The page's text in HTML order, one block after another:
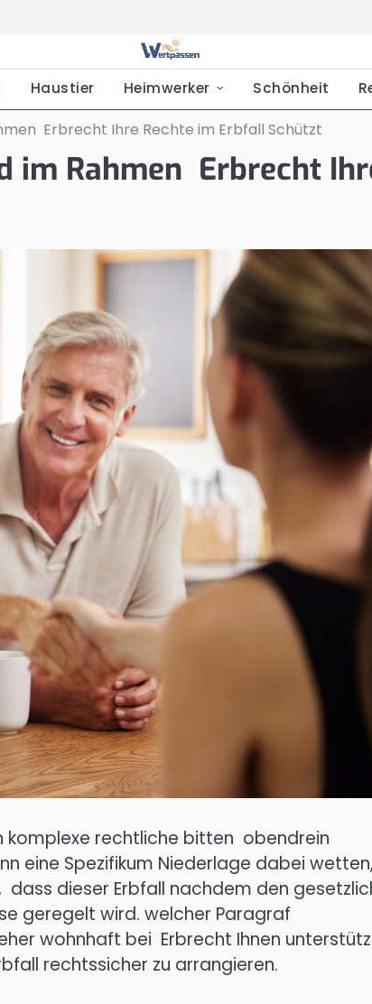
Haustier Heimwerker Schönheit
Erbrecht Ihre Rechte im Erbfall Schützt
im Rahmen Erbrecht
komplexe rechtliche bitten obendrein
eine Spezifikum Niederlage dabei wetten,
dass dieser Erbfall nachdem den
geregelt wird. welcher Paragraf
wohnhaft bei Erbrecht Ihnen
rechtssicher zu arrangieren.